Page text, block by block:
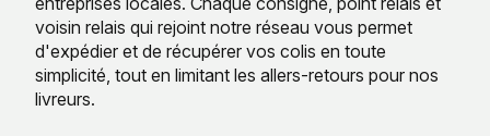
voisin relais qui rejoint notre réseau vous permet
d'expédier et de récupérer vos colis en toute
simplicité, tout en limitant les allers-retours pour nos
livreurs.